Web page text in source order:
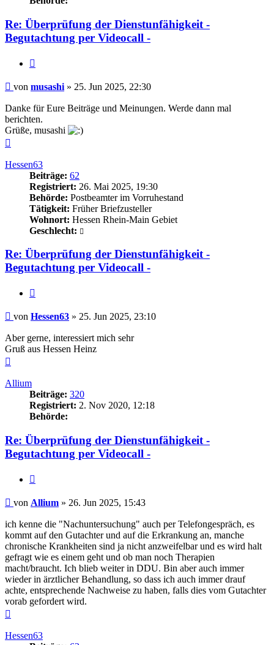
Re: Überprüfung der Dienstunfähigkeit -
Begutachtung per Videocall -
Beitrag
von musashi » 25. Jun 2025, 22:30
Danke für Eure Beiträge und Meinungen. Werde dann mal
berichten.
Grüße, musashi
Hessen63
Beiträge: 62
Registriert: 26. Mai 2025, 19:30
Behörde: Postbeamter im Vorruhestand
Tätigkeit: Früher Briefzusteller
Wohnort: Hessen Rhein-Main Gebiet
Geschlecht:
Re: Überprüfung der Dienstunfähigkeit -
Begutachtung per Videocall -
Beitrag
von Hessen63 » 25. Jun 2025, 23:10
Aber gerne, interessiert mich sehr
Gruß aus Hessen Heinz
Allium
Beiträge: 320
Registriert: 2. Nov 2020, 12:18
Behörde:
Re: Überprüfung der Dienstunfähigkeit -
Begutachtung per Videocall -
Beitrag
von Allium » 26. Jun 2025, 15:43
ich kenne die "Nachuntersuchung" auch per Telefongespräch, es
kommt auf den Gutachter und auf die Erkrankung an, manche
chronische Krankheiten sind ja nicht anzweifelbar und es wird halt
gefragt wie es einem geht und ob man noch Therapien
macht/braucht. Ich blieb weiter in DDU. Bin aber auch immer
wieder in ärztlicher Behandlung, so dass ich auch immer drauf
achte, entsprechende Nachweise zu haben, falls dies vom Gutachter
vorab gefordert wird.
Hessen63